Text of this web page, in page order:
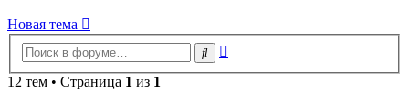
Новая тема
Поиск
12 тем • Страница 1 из 1